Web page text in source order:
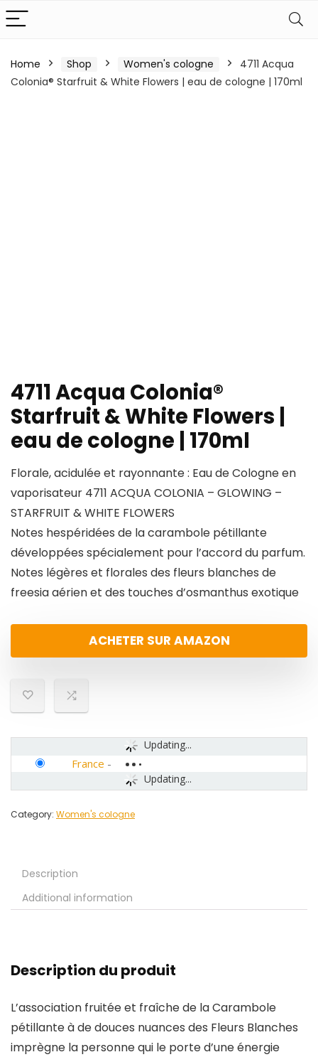
Home Shop Women's cologne
4711 Acqua
Colonia® Starfruit & White Flowers | eau de cologne | 170ml
4711 Acqua Colonia®
Starfruit & White Flowers |
eau de cologne | 170ml
Florale, acidulée et rayonnante : Eau de Cologne en
vaporisateur 4711 ACQUA COLONIA – GLOWING –
STARFRUIT & WHITE FLOWERS
Notes hespéridées de la carambole pétillante
développées spécialement pour l’accord du parfum.
Notes légères et florales des fleurs blanches de
freesia aérien et des touches d’osmanthus exotique
ACHETER SUR AMAZON
Updating...
Updating...
France -
Category: Women's cologne
Description
Additional information
Description du produit
L’association fruitée et fraîche de la Carambole
pétillante à de douces nuances des Fleurs Blanches
imprègne la personne qui le porte d’une énergie